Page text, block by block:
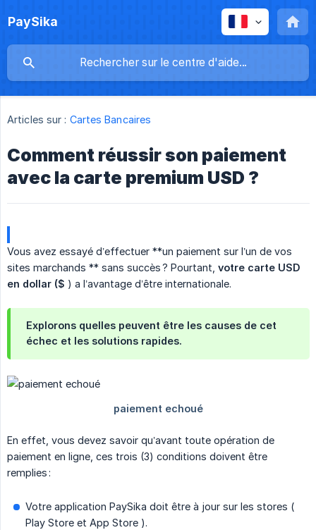
PaySika
Articles sur : Cartes Bancaires
Comment réussir son paiement
avec la carte premium USD ?
Vous avez essayé d’effectuer **un paiement sur l’un de vos
sites marchands ** sans succès ? Pourtant, votre carte USD
en dollar ($ ) a l’avantage d’être internationale.
Explorons quelles peuvent être les causes de cet
échec et les solutions rapides.
En effet, vous devez savoir qu’avant toute opération de
paiement en ligne, ces trois (3) conditions doivent être
remplies :
Votre application PaySika doit être à jour sur les stores (
Play Store et App Store ).